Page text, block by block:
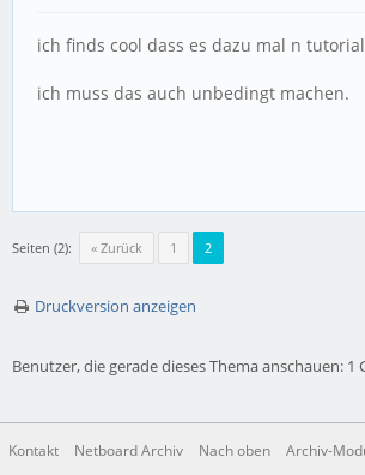
ich finds cool dass es dazu mal n
ich muss das auch unbedingt machen.
Seiten (2): « Zurück 1 2
Druckversion anzeigen
Benutzer, die gerade dieses Thema anschauen: 1
Kontakt Netboard Archiv Nach oben Archiv-